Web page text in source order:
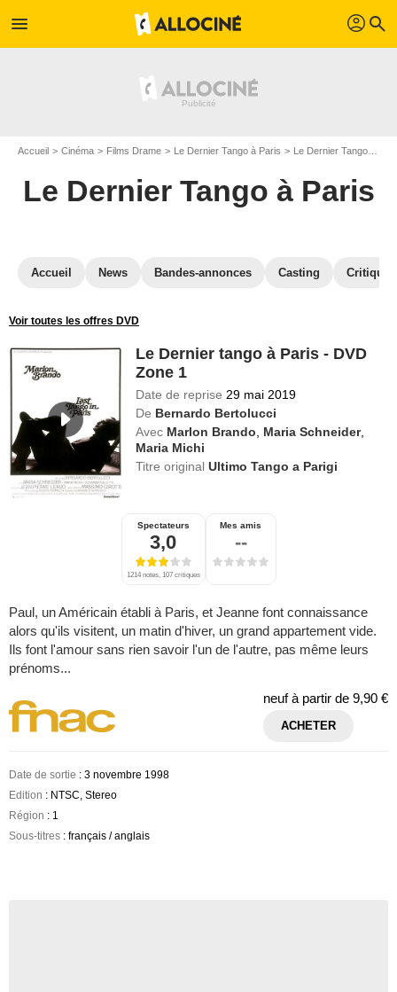
menu profil search
Accueil Cinéma Films Drame Le Dernier Tango à Paris Le Dernier Tango à Paris en DVD
Le Dernier Tango à Paris
Accueil News Bandes-annonces Casting
Voir toutes les offres DVD
Le Dernier tango à Paris - DVD
Zone 1
Date de reprise 29 mai 2019
De Bernardo Bertolucci
Avec Marlon Brando Maria Schneider,
Maria Michi
Titre originalUltimo Tango a Parigi
Spectateurs
3,0
1214 notes, 107 critiques
Mes amis
--
Paul, un Américain établi à Paris, et Jeanne font connaissance
alors qu'ils visitent, un matin d'hiver, un grand appartement vide.
Ils font l'amour sans rien savoir l'un de l'autre, pas même leurs
prénoms...
neuf à partir de 9,90 €
ACHETER
Date de sortie : 3 novembre 1998
Edition : NTSC, Stereo
Région : 1
Sous-titres : français / anglais